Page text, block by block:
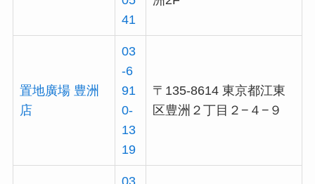
41
置地廣場 豊洲
店
03
-6
91
0-
13
19
〒135-8614 東京都江東
区豊洲２丁目２−４−９